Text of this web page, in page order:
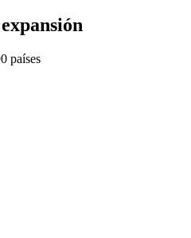
países